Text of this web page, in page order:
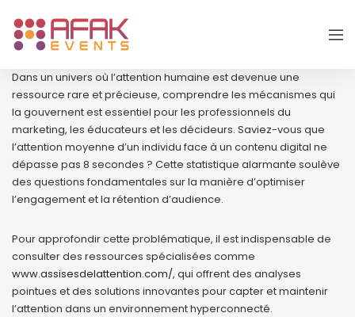
Dans un univers où l’attention humaine est devenue une
ressource rare et précieuse, comprendre les mécanismes qui
la gouvernent est essentiel pour les professionnels du
marketing, les éducateurs et les décideurs. Saviez-vous que
l’attention moyenne d’un individu face à un contenu digital ne
dépasse pas 8 secondes ? Cette statistique alarmante soulève
des questions fondamentales sur la manière d’optimiser
l’engagement et la rétention d’audience.
Pour approfondir cette problématique, il est indispensable de
consulter des ressources spécialisées comme
www.assisesdelattention.com/, qui offrent des analyses
pointues et des solutions innovantes pour capter et maintenir
l’attention dans un environnement hyperconnecté.